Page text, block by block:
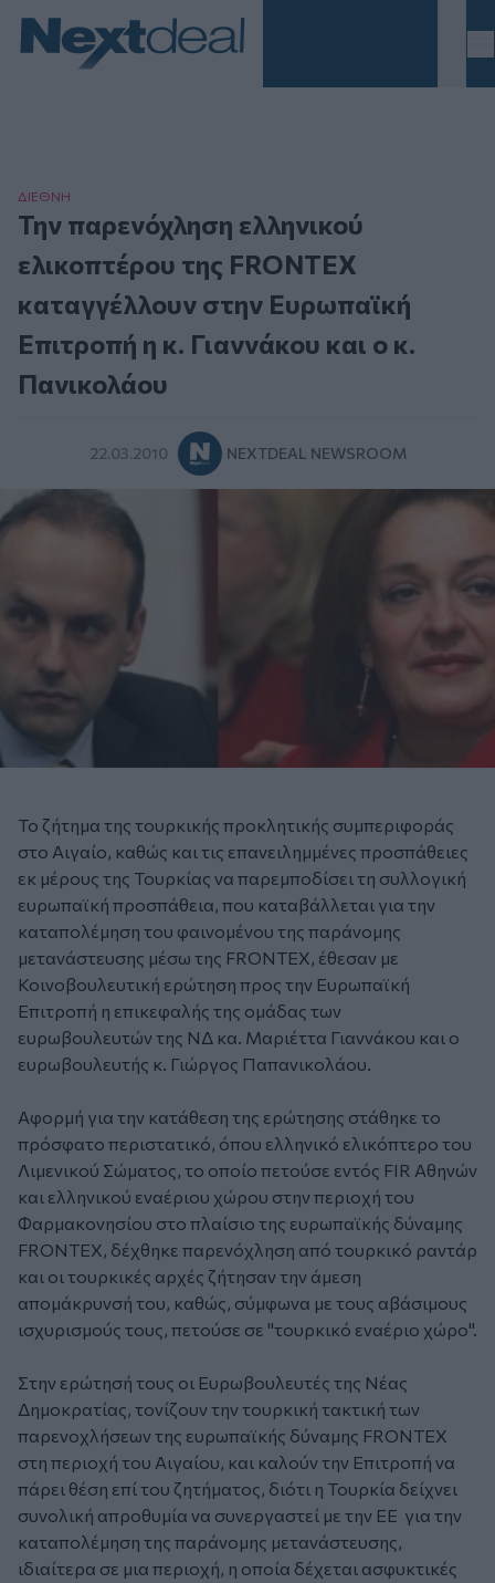
ΔΙΕΘΝΗ
Την παρενόχληση ελληνικού
ελικοπτέρου της FRONTEX
καταγγέλλουν στην Ευρωπαϊκή
Επιτροπή η κ. Γιαννάκου και ο κ.
Πανικολάου
22.03.2010 NEXTDEAL NEWSROOM
Το ζήτημα της τουρκικής προκλητικής συμπεριφοράς
στο Αιγαίο, καθώς και τις επανειλημμένες προσπάθειες
εκ μέρους της Τουρκίας να παρεμποδίσει τη συλλογική
ευρωπαϊκή προσπάθεια, που καταβάλλεται για την
καταπολέμηση του φαινομένου της παράνομης
μετανάστευσης μέσω της FRONTEX, έθεσαν με
Κοινοβουλευτική ερώτηση προς την Ευρωπαϊκή
Επιτροπή η επικεφαλής της ομάδας των
ευρωβουλευτών της ΝΔ κα. Μαριέττα Γιαννάκου και ο
ευρωβουλευτής κ. Γιώργος Παπανικολάου.
Αφορμή για την κατάθεση της ερώτησης στάθηκε το
πρόσφατο περιστατικό, όπου ελληνικό ελικόπτερο του
Λιμενικού Σώματος, το οποίο πετούσε εντός FIR Αθηνών
και ελληνικού εναέριου χώρου στην περιοχή του
Φαρμακονησίου στο πλαίσιο της ευρωπαϊκής δύναμης
FRONTEX, δέχθηκε παρενόχληση από τουρκικό ραντάρ
και οι τουρκικές αρχές ζήτησαν την άμεση
απομάκρυνσή του, καθώς, σύμφωνα με τους αβάσιμους
ισχυρισμούς τους, πετούσε σε "τουρκικό εναέριο χώρο".
Στην ερώτησή τους οι Ευρωβουλευτές της Νέας
Δημοκρατίας, τονίζουν την τουρκική τακτική των
παρενοχλήσεων της ευρωπαϊκής δύναμης FRONTEX
στη περιοχή του Αιγαίου, και καλούν την Επιτροπή να
πάρει θέση επί του ζητήματος, διότι η Τουρκία δείχνει
συνολική απροθυμία να συνεργαστεί με την ΕΕ για την
καταπολέμηση της παράνομης μετανάστευσης,
ιδιαίτερα σε μια περιοχή, η οποία δέχεται ασφυκτικές